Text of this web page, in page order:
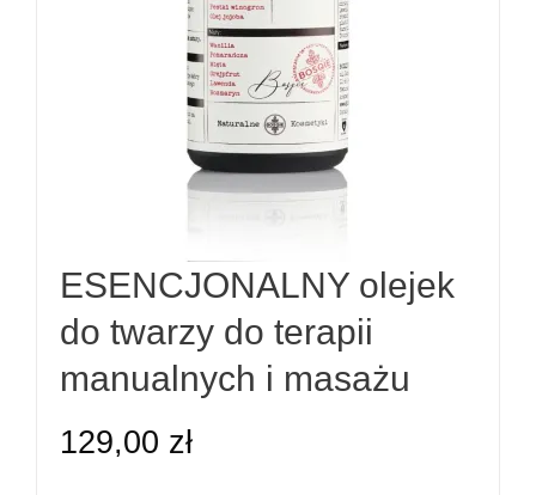
ESENCJONALNY olejek
do twarzy do terapii
manualnych i masażu
129,00 zł